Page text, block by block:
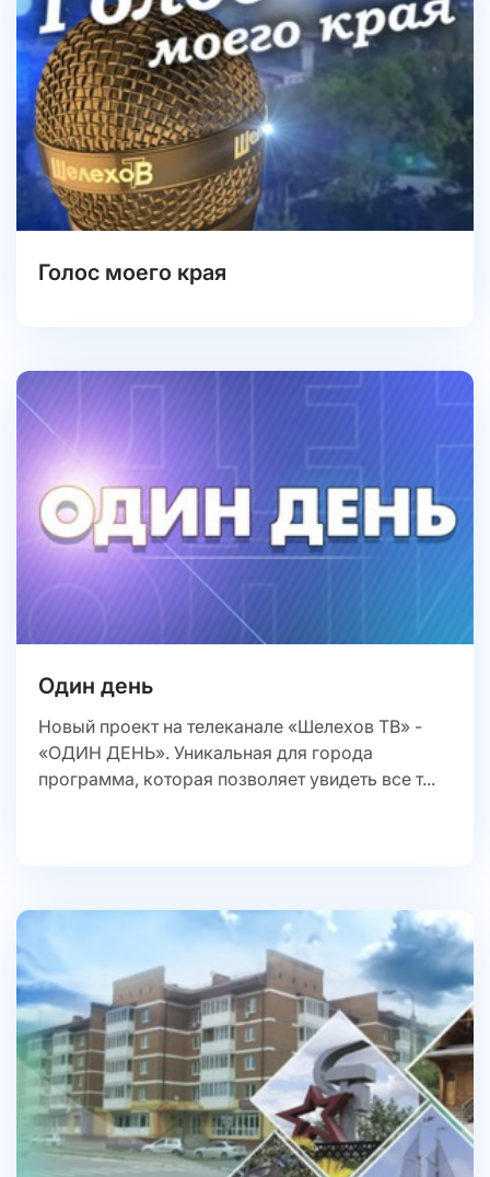
Голос моего края
Один день
Новый проект на телеканале «Шелехов ТВ» -
«ОДИН ДЕНЬ». Уникальная для города
программа, которая позволяет увидеть все т...